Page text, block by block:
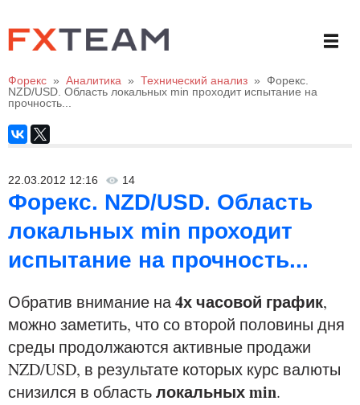
Форекс » Аналитика » Технический анализ » Форекс.
NZD/USD. Область локальных min проходит испытание на
прочность...
22.03.2012 12:16 14
Форекс. NZD/USD. Область
локальных min проходит
испытание на прочность...
Обратив внимание на4х часовой график,
можно заметить, что со второй половины дня
среды продолжаются активные продажи
NZD/USD, в результате которых курс валюты
снизился в областьлокальных min.